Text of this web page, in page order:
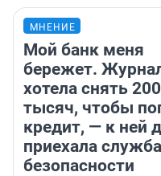
МНЕНИЕ
Мой банк меня
бережет.
хотела снять 200
тысяч, чтобы
кредит, — к ней
приехала служба
безопасности